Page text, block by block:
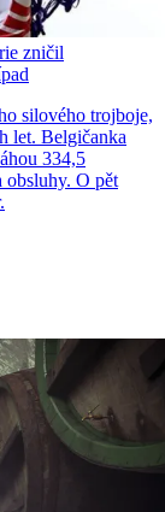
zničil
silového trojboje,
let. Belgičanka
334,5
obsluhy. O pět